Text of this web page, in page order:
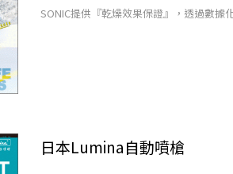
SONIC提供『乾燥效果保證』，透過數據
日本Lumina自動噴槍